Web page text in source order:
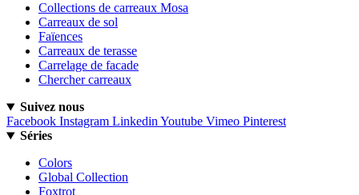
Collections de carreaux Mosa
Carreaux de sol
Faïences
Carreaux de terasse
Carrelage de facade
Chercher carreaux
Suivez nous
Facebook Instagram Linkedin Youtube Vimeo Pinterest
Séries
Colors
Global Collection
Foxtrot